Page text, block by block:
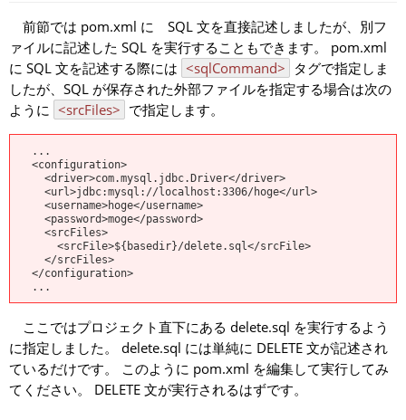
前節では pom.xml に SQL 文を直接記述しましたが、別フ
ァイルに記述した SQL を実行することもできます。 pom.xml
に SQL 文を記述する際には <sqlCommand> タグで指定しま
したが、SQL が保存された外部ファイルを指定する場合は次の
ように <srcFiles> で指定します。
...
<configuration>
<driver>com.mysql.jdbc.Driver</driver>
<url>jdbc:mysql://localhost:3306/hoge</url>
<username>hoge</username>
<password>moge</password>
<srcFiles>
<srcFile>${basedir}/delete.sql</srcFile>
</srcFiles>
</configuration>
ここではプロジェクト直下にある delete.sql を実行するよう
に指定しました。 delete.sql には単純に DELETE 文が記述され
ているだけです。 このように pom.xml を編集して実行してみ
てください。 DELETE 文が実行されるはずです。